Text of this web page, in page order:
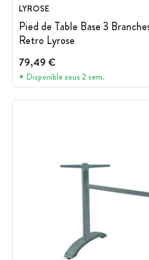
LYROSE
Pied de Table Base 3
Retro Lyrose
79,49 €
Disponible sous 2 sem.